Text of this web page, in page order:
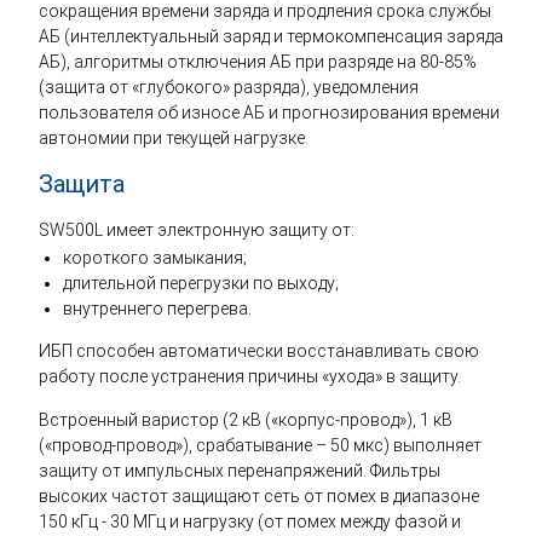
сокращения времени заряда и продления срока службы
АБ (интеллектуальный заряд и термокомпенсация заряда
АБ), алгоритмы отключения АБ при разряде на 80-85%
(защита от «глубокого» разряда), уведомления
пользователя об износе АБ и прогнозирования времени
автономии при текущей нагрузке.
Защита
SW500L имеет электронную защиту от:
короткого замыкания;
длительной перегрузки по выходу;
внутреннего перегрева.
ИБП способен автоматически восстанавливать свою
работу после устранения причины «ухода» в защиту.
Встроенный варистор (2 кВ («корпус-провод»), 1 кВ
(«провод-провод»), срабатывание – 50 мкс) выполняет
защиту от импульсных перенапряжений. Фильтры
высоких частот защищают сеть от помех в диапазоне
150 кГц - 30 МГц и нагрузку (от помех между фазой и